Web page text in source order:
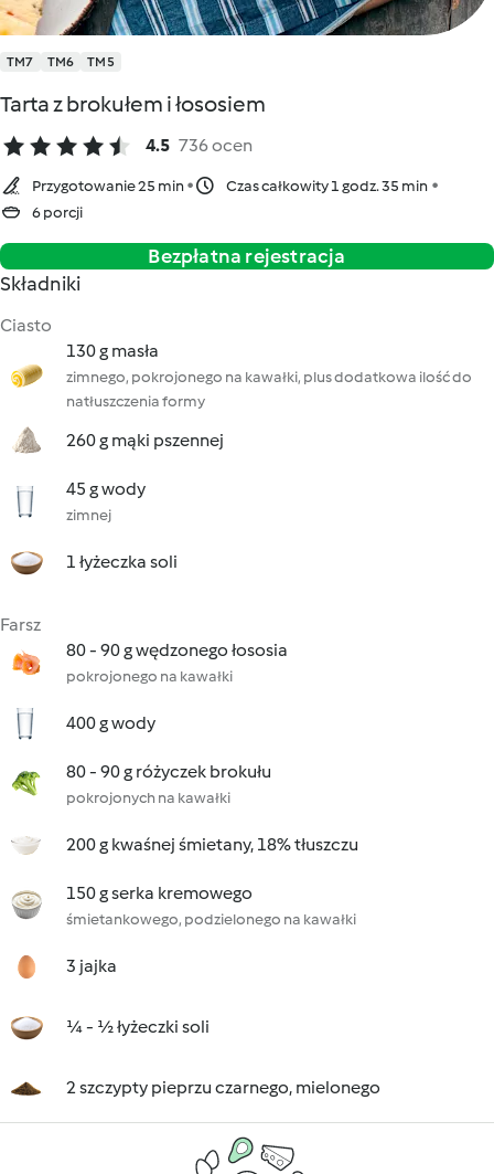
TM7 TM6 TM5
Tarta z brokułem i łososiem
4.5 736 ocen
Przygotowanie 25 min
Czas całkowity 1 godz. 35 min
6 porcji
Bezpłatna rejestracja
Składniki
Ciasto
130 g masła
zimnego, pokrojonego na kawałki, plus dodatkowa ilość do
natłuszczenia formy
260 g mąki pszennej
45 g wody
zimnej
1 łyżeczka soli
Farsz
80 - 90 g wędzonego łososia
pokrojonego na kawałki
400 g wody
80 - 90 g różyczek brokułu
pokrojonych na kawałki
200 g kwaśnej śmietany, 18% tłuszczu
150 g serka kremowego
śmietankowego, podzielonego na kawałki
3 jajka
¼ - ½ łyżeczki soli
2 szczypty pieprzu czarnego, mielonego